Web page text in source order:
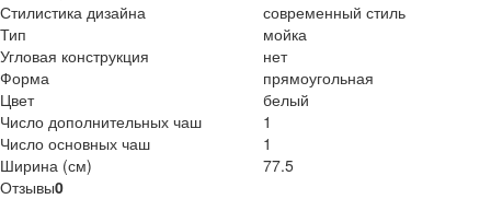
Стилистика дизайна
современный стиль
Тип
мойка
Угловая конструкция
нет
Форма
прямоугольная
Цвет
белый
Число дополнительных чаш
1
Число основных чаш
1
Ширина (см)
77.5
Отзывы0